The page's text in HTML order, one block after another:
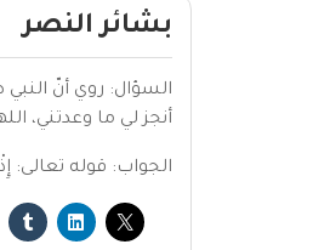
بشائر النصر
السؤال: روي أنّ
أنجز لي ما وعدتني،
الجواب: قوله تعالى: